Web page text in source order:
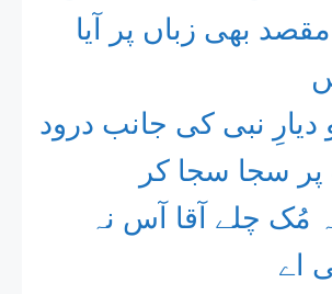
بھی زباں پر آیا
دیارِ نبی کی جانب درود
سجا سجا کر
مُک چلے آقا آس نہ
اے